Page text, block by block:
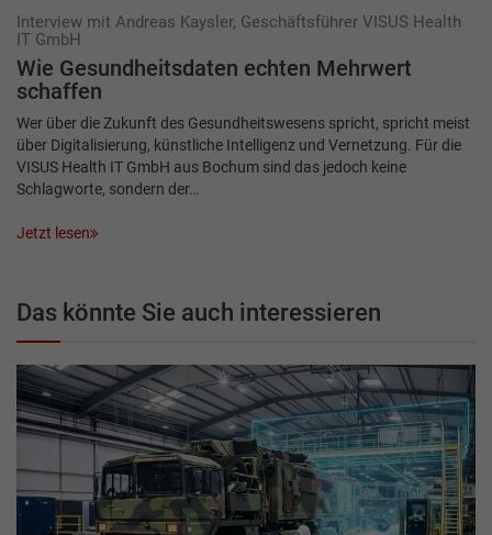
Interview mit Andreas Kaysler, Geschäftsführer VISUS Health
IT GmbH
Wie Gesundheitsdaten echten Mehrwert
schaffen
Wer über die Zukunft des Gesundheitswesens spricht, spricht meist
über Digitalisierung, künstliche Intelligenz und Vernetzung. Für die
VISUS Health IT GmbH aus Bochum sind das jedoch keine
Schlagworte, sondern der…
Jetzt lesen
Das könnte Sie auch interessieren